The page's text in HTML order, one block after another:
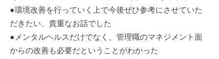
●環境改善を行っていく上で今後ぜひ参考にさせていた
だきたい、貴重なお話でした
●メンタルヘルスだけでなく、管理職のマネジメント面
からの改善も必要だということがわかった